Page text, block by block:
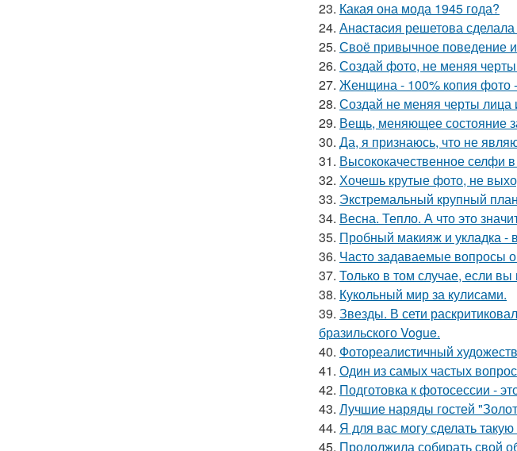
23. Какая она мода 1945 года?
24. Анaстacия решетова
25. Своё привычное поведение
26. Создай фото, не меняя
27. Женщина - 100% копия фото -
28. Создай не меняя черты лица
29. Вещь, меняющее состояние
30. Да, я признаюсь, что не
31. Высококачественное селфи
32. Хочешь крутые фото, не
33. Экстремальный крупный
34. Весна. Тепло. А что это
35. Пробный макияж и укладка -
36. Часто задаваемые вопросы
37. Только в том случае, если
38. Кукольный мир за кулисами.
39. Звезды. В сети
бразильского Vogue.
40. Фотореалистичный
41. Один из самых частых
42. Подготовка к фотосессии -
43. Лучшие наряды гостей
44. Я для вас могу сделать
45. Продолжила собирать свой